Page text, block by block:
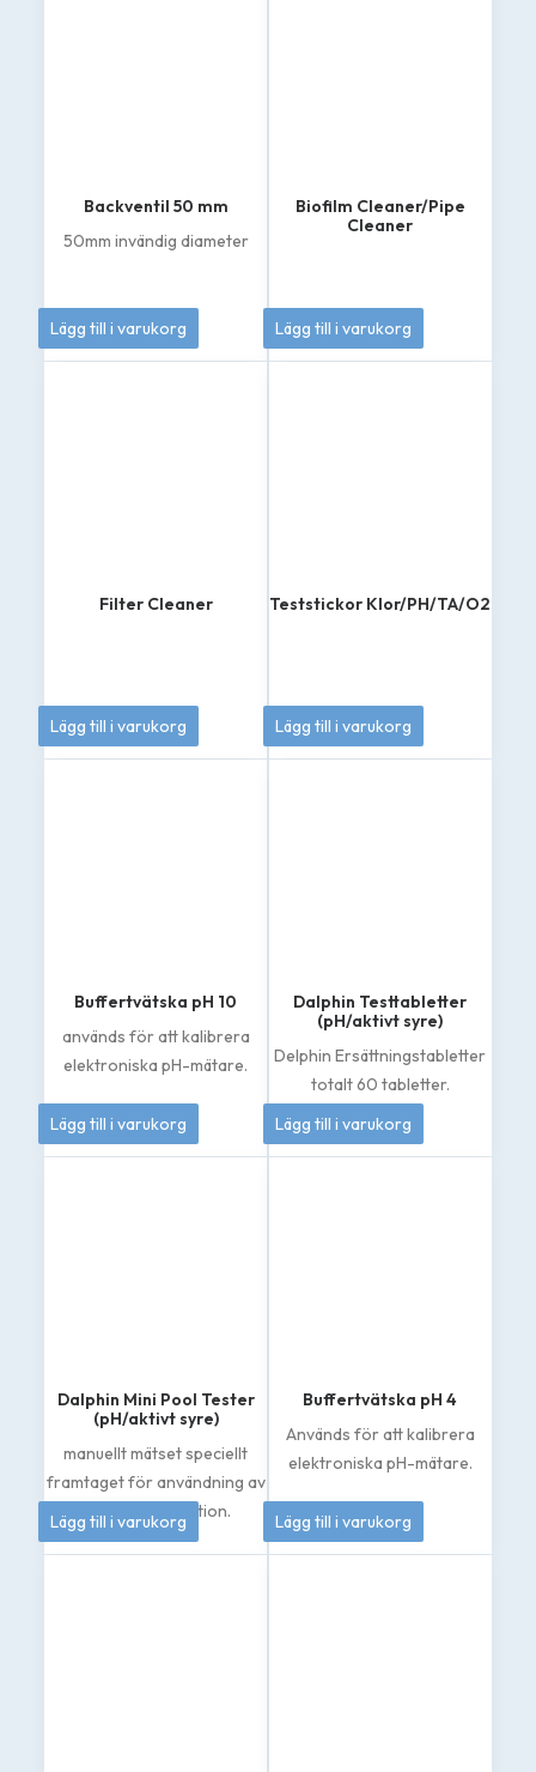
Backventil 50 mm
50mm invändig diameter
549kr
Lägg till i varukorg
Biofilm Cleaner/Pipe
Cleaner
399kr
Lägg till i varukorg
Filter Cleaner
139kr
Lägg till i varukorg
Teststickor Klor/PH/TA/O2
179kr
Lägg till i varukorg
Buffertvätska pH 10
används för att kalibrera
elektroniska pH-mätare.
50kr
Lägg till i varukorg
Dalphin Testtabletter
(pH/aktivt syre)
Delphin Ersättningstabletter
totalt 60 tabletter.
155kr
Lägg till i varukorg
Dalphin Mini Pool Tester
(pH/aktivt syre)
manuellt mätset speciellt
framtaget för användning av
klorfri desinfektion.
133kr
Lägg till i varukorg
Buffertvätska pH 4
Används för att kalibrera
elektroniska pH-mätare.
50kr
Lägg till i varukorg